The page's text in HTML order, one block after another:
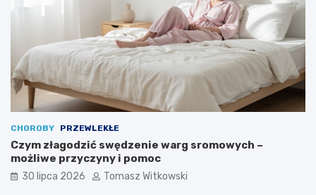
CHOROBY PRZEWLEKŁE
Czym złagodzić swędzenie warg sromowych –
możliwe przyczyny i pomoc
30 lipca 2026 Tomasz Witkowski